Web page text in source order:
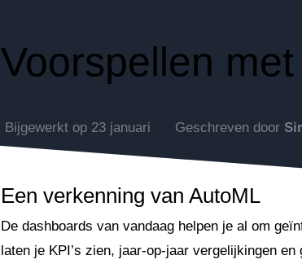
Voorspellen
Bijgewerkt op 23 januari Geschreven door
Een verkenning van AutoML
De dashboards van vandaag helpen je al om
laten je KPI’s zien, jaar-op-jaar vergelijkingen